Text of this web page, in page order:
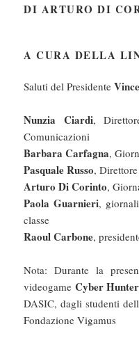
DI ARTURO DI
A CURA DELLA
Saluti del Presidente
Nunzia Ciardi,
Comunicazioni
Barbara Carfagna,
Pasquale Russo,
Arturo Di Corinto,
Paola Guarnieri,
classe
Raoul Carbone,
Nota: Durante la
videogame Cyber
DASIC, dagli studenti
Fondazione Vigamus